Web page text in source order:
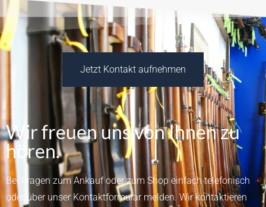
Jetzt Kontakt aufnehmen
Wir freuen uns von Ihnen zu
hören.
Bei Fragen zum Ankauf oder zum Shop einfach telefonisch
oder über unser Kontaktformularmelden.Wir kontaktieren